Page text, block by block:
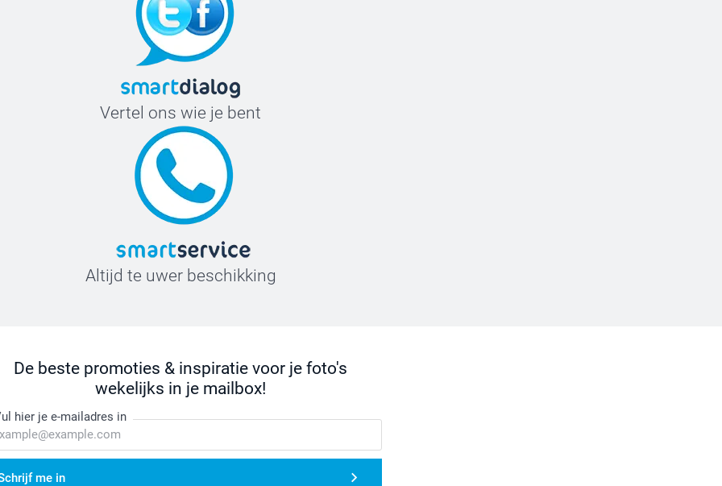
Vertel ons wie je bent
Altijd te uwer beschikking
De beste promoties & inspiratie voor je foto's
wekelijks in je mailbox!
hier je e-mailadres in
me in